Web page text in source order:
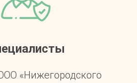
«Нижегородского